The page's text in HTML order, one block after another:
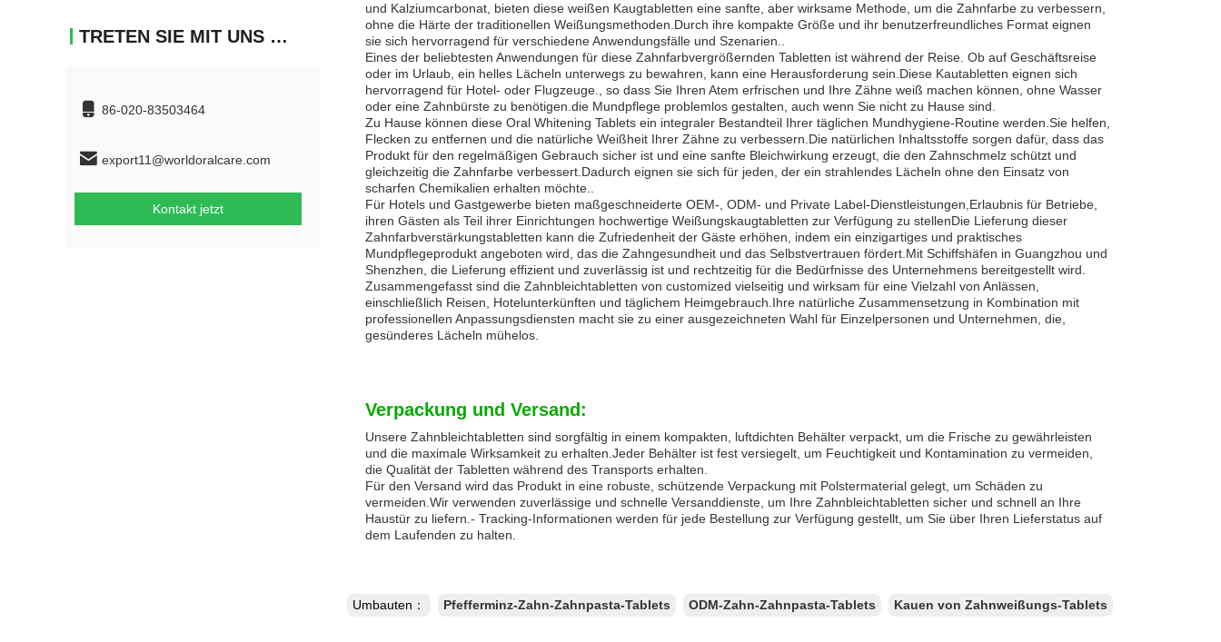
TRETEN SIE MIT UNS IN VERBINDUNG
86-020-83503464
export11@worldoralcare.com
Kontakt jetzt
und Kalziumcarbonat, bieten diese weißen Kaugtabletten eine sanfte, aber wirksame Methode, um die Zahnfarbe zu verbessern,
ohne die Härte der traditionellen Weißungsmethoden.Durch ihre kompakte Größe und ihr benutzerfreundliches Format eignen
sie sich hervorragend für verschiedene Anwendungsfälle und Szenarien..
Eines der beliebtesten Anwendungen für diese Zahnfarbvergrößernden Tabletten ist während der Reise. Ob auf Geschäftsreise
oder im Urlaub, ein helles Lächeln unterwegs zu bewahren, kann eine Herausforderung sein.Diese Kautabletten eignen sich
hervorragend für Hotel- oder Flugzeuge., so dass Sie Ihren Atem erfrischen und Ihre Zähne weiß machen können, ohne Wasser
oder eine Zahnbürste zu benötigen.die Mundpflege problemlos gestalten, auch wenn Sie nicht zu Hause sind.
Zu Hause können diese Oral Whitening Tablets ein integraler Bestandteil Ihrer täglichen Mundhygiene-Routine werden.Sie helfen,
Flecken zu entfernen und die natürliche Weißheit Ihrer Zähne zu verbessern.Die natürlichen Inhaltsstoffe sorgen dafür, dass das
Produkt für den regelmäßigen Gebrauch sicher ist und eine sanfte Bleichwirkung erzeugt, die den Zahnschmelz schützt und
gleichzeitig die Zahnfarbe verbessert.Dadurch eignen sie sich für jeden, der ein strahlendes Lächeln ohne den Einsatz von
scharfen Chemikalien erhalten möchte..
Für Hotels und Gastgewerbe bieten maßgeschneiderte OEM-, ODM- und Private Label-Dienstleistungen,Erlaubnis für Betriebe,
ihren Gästen als Teil ihrer Einrichtungen hochwertige Weißungskaugtabletten zur Verfügung zu stellenDie Lieferung dieser
Zahnfarbverstärkungstabletten kann die Zufriedenheit der Gäste erhöhen, indem ein einzigartiges und praktisches
Mundpflegeprodukt angeboten wird, das die Zahngesundheit und das Selbstvertrauen fördert.Mit Schiffshäfen in Guangzhou und
Shenzhen, die Lieferung effizient und zuverlässig ist und rechtzeitig für die Bedürfnisse des Unternehmens bereitgestellt wird.
Zusammengefasst sind die Zahnbleichtabletten von customized vielseitig und wirksam für eine Vielzahl von Anlässen,
einschließlich Reisen, Hotelunterkünften und täglichem Heimgebrauch.Ihre natürliche Zusammensetzung in Kombination mit
professionellen Anpassungsdiensten macht sie zu einer ausgezeichneten Wahl für Einzelpersonen und Unternehmen, die,
gesünderes Lächeln mühelos.
Verpackung und Versand:
Unsere Zahnbleichtabletten sind sorgfältig in einem kompakten, luftdichten Behälter verpackt, um die Frische zu gewährleisten
und die maximale Wirksamkeit zu erhalten.Jeder Behälter ist fest versiegelt, um Feuchtigkeit und Kontamination zu vermeiden,
die Qualität der Tabletten während des Transports erhalten.
Für den Versand wird das Produkt in eine robuste, schützende Verpackung mit Polstermaterial gelegt, um Schäden zu
vermeiden.Wir verwenden zuverlässige und schnelle Versanddienste, um Ihre Zahnbleichtabletten sicher und schnell an Ihre
Haustür zu liefern.- Tracking-Informationen werden für jede Bestellung zur Verfügung gestellt, um Sie über Ihren Lieferstatus auf
dem Laufenden zu halten.
Umbauten： Pfefferminz-Zahn-Zahnpasta-Tablets ODM-Zahn-Zahnpasta-Tablets Kauen von Zahnweißungs-Tablets